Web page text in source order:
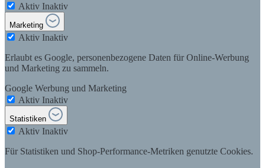
Aktiv Inaktiv
Marketing
Aktiv Inaktiv
Erlaubt es Google, personenbezogene Daten für Online-Werbung
und Marketing zu sammeln.
Google Werbung und Marketing
Aktiv Inaktiv
Statistiken
Aktiv Inaktiv
Für Statistiken und Shop-Performance-Metriken genutzte Cookies.